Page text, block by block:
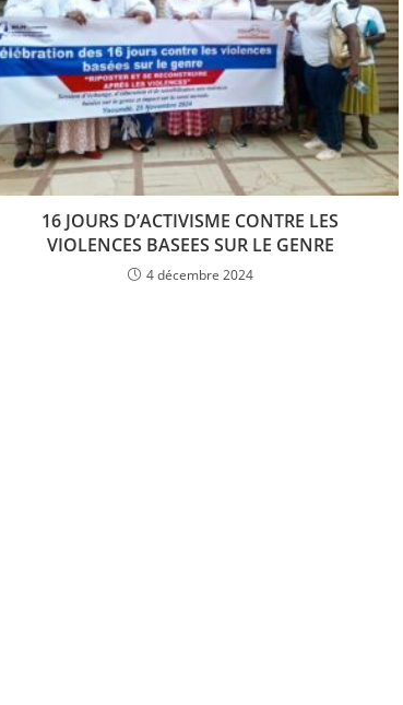
16 JOURS D’ACTIVISME CONTRE LES
VIOLENCES BASEES SUR LE GENRE
4 décembre 2024